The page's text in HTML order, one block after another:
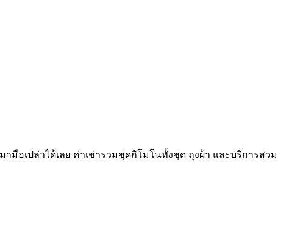
มือเปล่าได้เลย ค่าเช่ารวมชุดกิโมโนทั้งชุด ถุงผ้า และบริการสวม